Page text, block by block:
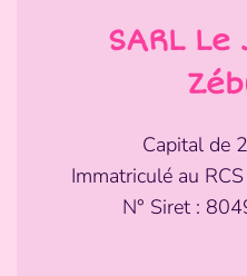
SARL
Capital de
Immatriculé au
N° Siret :